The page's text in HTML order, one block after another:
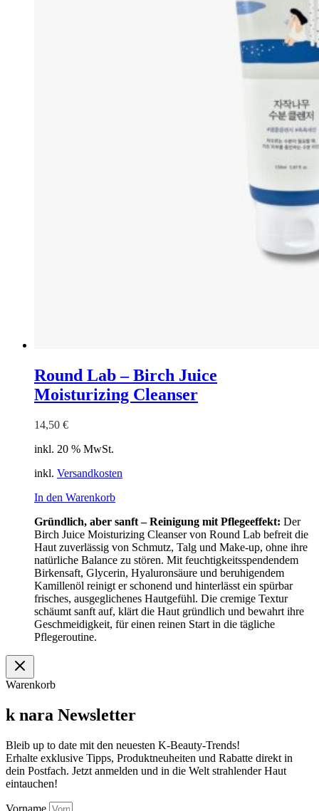
Round Lab – Birch Juice
Moisturizing Cleanser
14,50 €
inkl. 20 % MwSt.
inkl. Versandkosten
In den Warenkorb
Gründlich, aber sanft – Reinigung mit Pflegeeffekt: Der
Birch Juice Moisturizing Cleanser von Round Lab befreit die
Haut zuverlässig von Schmutz, Talg und Make-up, ohne ihre
natürliche Balance zu stören. Mit feuchtigkeitsspendendem
Birkensaft, Glycerin, Hyaluronsäure und beruhigendem
Kamillenöl reinigt er schonend und hinterlässt ein spürbar
frisches, ausgeglichenes Hautgefühl. Die cremige Textur
schäumt sanft auf, klärt die Haut gründlich und bewahrt ihre
Geschmeidigkeit, für einen reinen Start in die tägliche
Pflegeroutine.
Warenkorb
k nara Newsletter
Bleib up to date mit den neuesten K-Beauty-Trends!
Erhalte exklusive Tipps, Produktneuheiten und Rabatte direkt in
dein Postfach. Jetzt anmelden und in die Welt strahlender Haut
eintauchen!
Vorname